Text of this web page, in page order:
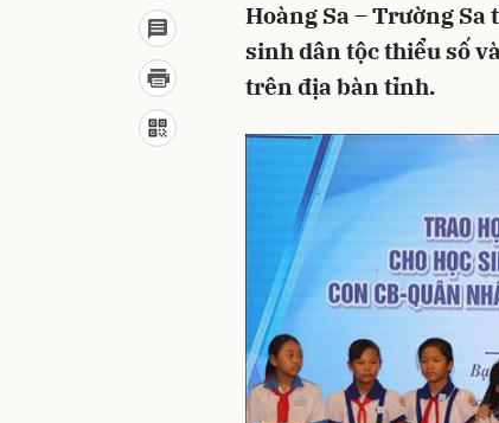
Hoàng Sa – Trường Sa
sinh dân tộc thiểu số
trên địa bàn tỉnh.